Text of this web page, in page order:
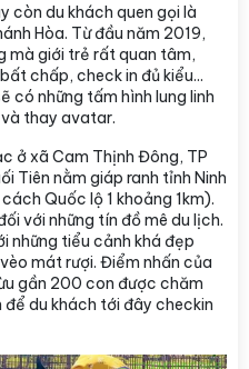
còn du khách quen gọi là
Hòa. Từ đầu năm 2019,
mà giới trẻ rất quan tâm,
chấp, check in đủ kiểu...
có những tấm hình lung linh
thay avatar.
ở xã Cam Thịnh Đông, TP
Tiên nằm giáp ranh tỉnh Ninh
Quốc lộ 1 khoảng 1km).
với những tín đồ mê du lịch.
những tiểu cảnh khá đẹp
mát rượi. Điểm nhấn của
gần 200 con được chăm
du khách tới đây checkin